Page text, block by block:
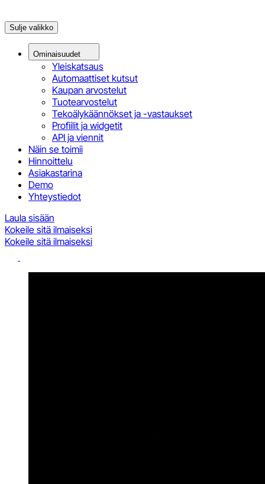
Sulje valikko
Ominaisuudet
Yleiskatsaus
Automaattiset kutsut
Kaupan arvostelut
Tuotearvostelut
Tekoälykäännökset ja -vastaukset
Profiilit ja widgetit
API ja viennit
Näin se toimii
Hinnoittelu
Asiakastarina
Demo
Yhteystiedot
Laula sisään
Kokeile sitä ilmaiseksi
Kokeile sitä ilmaiseksi